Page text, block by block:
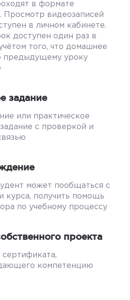
в формате
Просмотр видеозаписей
в личном кабинете.
доступен один раз в
того, что домашнее
предыдущему уроку
задание
или практическое
с проверкой и
может пообщаться с
курса, получить помощь
по учебному процессу
проекта
сертификата,
компетенцию